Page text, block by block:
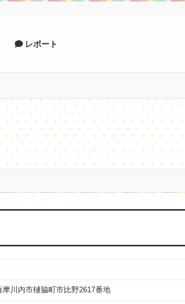
レポート
摩川内市樋脇町市比野2617番地